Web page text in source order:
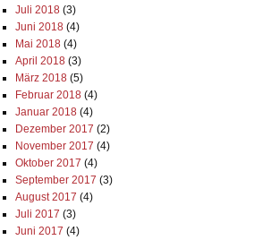
Juli 2018(3)
Juni 2018(4)
Mai 2018(4)
April 2018(3)
März 2018(5)
Februar 2018(4)
Januar 2018(4)
Dezember 2017 (2)
November 2017 (4)
Oktober 2017 (4)
September 2017 (3)
August 2017 (4)
Juli 2017 (3)
Juni 2017 (4)